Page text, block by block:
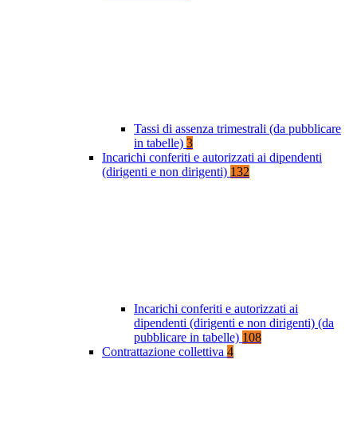
Tassi di assenza trimestrali (da pubblicare
in tabelle) 3
Incarichi conferiti e autorizzati ai dipendenti
(dirigenti e non dirigenti) 132
Incarichi conferiti e autorizzati ai
dipendenti (dirigenti e non dirigenti) (da
pubblicare in tabelle) 108
Contrattazione collettiva 4